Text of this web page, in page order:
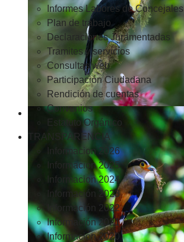
Informes Labores de Concejales
Plan de trabajo
Declaraciones Juramentadas
Tramites y servicios
Consultas web
Participación Ciudadana
Rendición de cuentas
Convenios
Estatuto Orgánico
TRANSPARENCIA
Informacion 2026
Informacion 2025
Informacion 2024
Información 2023
Información 2022
Información 2021
Información 2020